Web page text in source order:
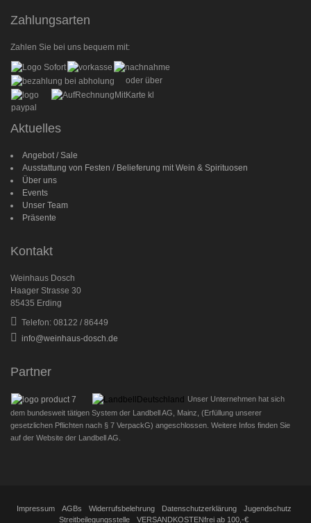
Zahlungsarten
Zahlen Sie bei uns bequem mit:
oder über
Aktuelles
Angebot / Sale
Ausstattung von Festen / Belieferung mit Wein & Spirituosen
Über uns
Events
Unser Team
Präsente
Kontakt
Weinhaus Dosch
Haager Strasse 30
85435 Erding
Telefon: 08122 / 86449
info@weinhaus-dosch.de
Partner
Unser Unternehmen hat sich
dem bundesweit tätigen System der Landbell AG, Mainz, (Erfüllung unserer
gesetzlichen Pflichten nach § 7 VerpackG) angeschlossen. Weitere Infos finden Sie
auf der Website der Landbell AG.
Impressum AGBs Widerrufsbelehrung Datenschutzerklärung
Jugendschutz
Streitbeilegungsstelle
VERSANDKOSTENfrei ab 100,-€